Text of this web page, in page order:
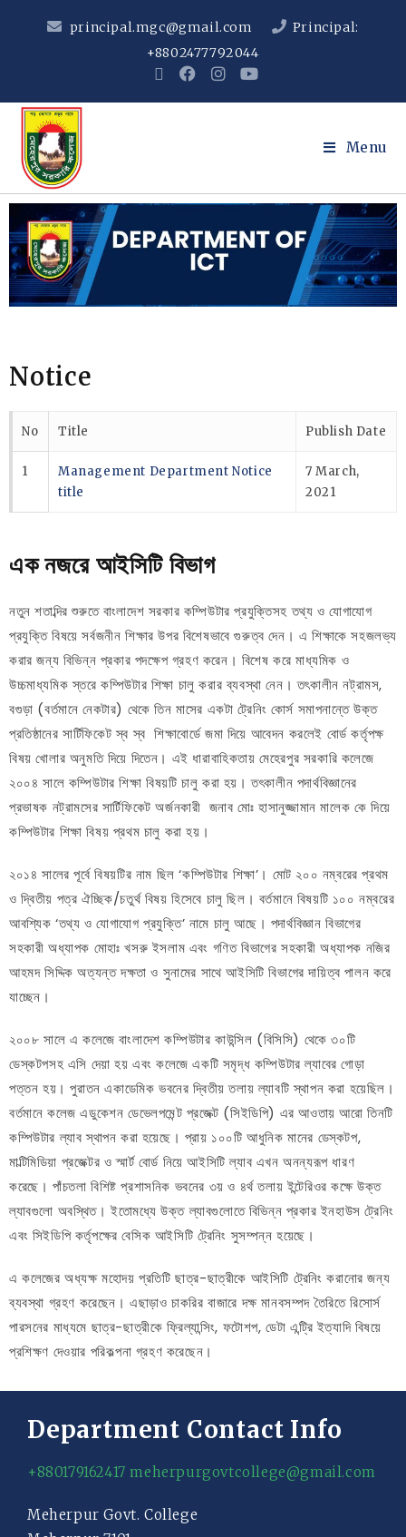
principal.mgc@gmail.com
Principal:
+8802477792044
Menu
Notice
No Title Publish Date
1
Management Department Notice
title
7 March,
2021
এক নজরে আইসিটি বিভাগ
নতুন শতাব্দির শুরুতে বাংলাদেশ সরকার কম্পিউটার প্রযুক্তিসহ তথ্য ও যোগাযোগ
প্রযুক্তি বিষয়ে সর্বজনীন শিক্ষার উপর বিশেষভাবে গুরুত্ব দেন। এ শিক্ষাকে সহজলভ্য
করার জন্য বিভিন্ন প্রকার পদক্ষেপ গ্রহণ করেন। বিশেষ করে মাধ্যমিক ও
উচ্চমাধ্যমিক স্তরে কম্পিউটার শিক্ষা চালু করার ব্যবস্থা নেন। তৎকালীন নট্রামস,
বগুড়া (বর্তমানে নেকটার) থেকে তিন মাসের একটা ট্রেনিং কোর্স সমাপনান্তে উক্ত
প্রতিষ্ঠানের সার্টিফিকেট স্ব স্ব শিক্ষাবোর্ডে জমা দিয়ে আবেদন করলেই বোর্ড কর্তৃপক্ষ
বিষয় খোলার অনুমতি দিয়ে দিতেন। এই ধারাবাহিকতায় মেহেরপুর সরকারি কলেজে
২০০৪ সালে কম্পিউটার শিক্ষা বিষয়টি চালু করা হয়। তৎকালীন পদার্থবিজ্ঞানের
প্রভাষক নট্রামসের সার্টিফিকেট অর্জনকারী জনাব মোঃ হাসানুজ্জামান মালেক কে দিয়ে
কম্পিউটার শিক্ষা বিষয় প্রথম চালু করা হয়।
২০১৪ সালের পূর্বে বিষয়টির নাম ছিল ‘কম্পিউটার শিক্ষা’। মোট ২০০ নম্বরের প্রথম
ও দ্বিতীয় পত্র ঐচ্ছিক/চতুর্থ বিষয় হিসেবে চালু ছিল। বর্তমানে বিষয়টি ১০০ নম্বরের
আবশ্যিক ‘তথ্য ও যোগাযোগ প্রযুক্তি’ নামে চালু আছে। পদার্থবিজ্ঞান বিভাগের
সহকারী অধ্যাপক মোহাঃ খসরু ইসলাম এবং গণিত বিভাগের সহকারী অধ্যাপক নজির
আহমদ সিদ্দিক অত্যন্ত দক্ষতা ও সুনামের সাথে আইসিটি বিভাগের দায়িত্ব পালন করে
যাচ্ছেন।
২০০৮ সালে এ কলেজে বাংলাদেশ কম্পিউটার কাউন্সিল (বিসিসি) থেকে ৩০টি
ডেস্কটপসহ এসি দেয়া হয় এবং কলেজে একটি সমৃদ্ধ কম্পিউটার ল্যাবের গোড়া
পত্তন হয়। পুরাতন একাডেমিক ভবনের দ্বিতীয় তলায় ল্যাবটি স্থাপন করা হয়েছিল।
বর্তমানে কলেজ এডুকেশন ডেভেলপমেন্ট প্রজেক্ট (সিইডিপি) এর আওতায় আরো তিনটি
কম্পিউটার ল্যাব স্থাপন করা হয়েছে। প্রায় ১০০টি আধুনিক মানের ডেস্কটপ,
মাল্টিমিডিয়া প্রজেক্টর ও স্মার্ট বোর্ড নিয়ে আইসিটি ল্যাব এখন অনন্যরূপ ধারণ
করেছে। পাঁচতলা বিশিষ্ট প্রশাসনিক ভবনের ৩য় ও ৪র্থ তলায় ইন্টেরিওর কক্ষে উক্ত
ল্যাবগুলো অবস্থিত। ইতোমধ্যে উক্ত ল্যাবগুলোতে বিভিন্ন প্রকার ইনহাউস ট্রেনিং
এবং সিইডিপি কর্তৃপক্ষের বেসিক আইসিটি ট্রেনিং সুসম্পন্ন হয়েছে।
এ কলেজের অধ্যক্ষ মহোদয় প্রতিটি ছাত্র-ছাত্রীকে আইসিটি ট্রেনিং করানোর জন্য
ব্যবস্থা গ্রহণ করেছেন। এছাড়াও চাকরির বাজারে দক্ষ মানবসম্পদ তৈরিতে রিসোর্স
পারসনের মাধ্যমে ছাত্র-ছাত্রীকে ফ্রিল্যান্সিং, ফটোশপ, ডেটা এন্ট্রি ইত্যাদি বিষয়ে
প্রশিক্ষণ দেওয়ার পরিকল্পনা গ্রহণ করেছেন।
Department Contact Info
+880179162417 meherpurgovtcollege@gmail.com
Meherpur Govt. College